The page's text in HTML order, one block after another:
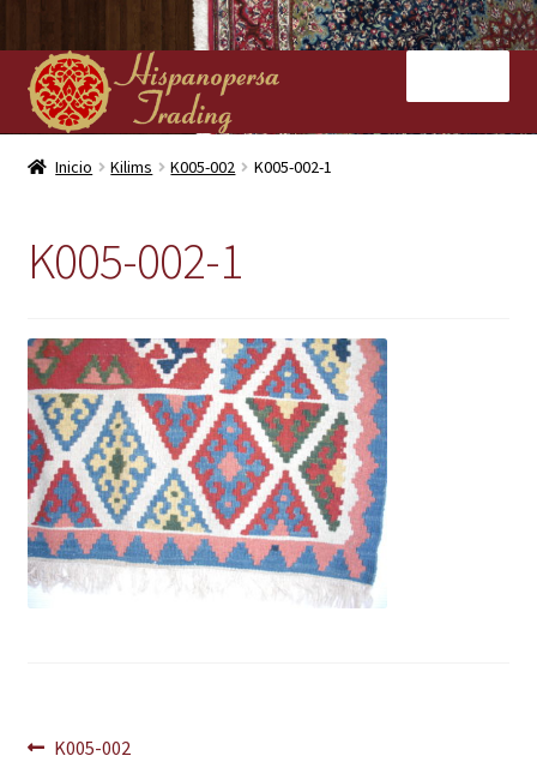
Ir
a
la
navegación
Ir
al
contenido
Inicio
Kilims
Contacto
Inicio Kilims K005-002 K005-002-1
K005-002-1
Navegación
Anterior:
K005-002